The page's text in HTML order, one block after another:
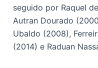
seguido por Raquel
Autran Dourado
Ubaldo (2008),
(2014) e Raduan